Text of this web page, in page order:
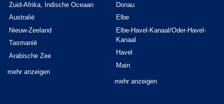
Zuid-Afrika, Indische Oceaan
Australië
Nieuw-Zeeland
Tasmanië
Arabische Zee
mehr anzeigen
Donau
Elbe
Elbe-Havel-Kanaal/Oder-Havel-
Kanaal
Havel
Main
mehr anzeigen